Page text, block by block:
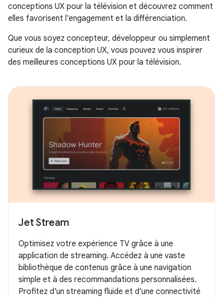
conceptions UX pour la télévision et découvrez comment
elles favorisent l'engagement et la différenciation.
Que vous soyez concepteur, développeur ou simplement
curieux de la conception UX, vous pouvez vous inspirer
des meilleures conceptions UX pour la télévision.
Jet Stream
Optimisez votre expérience TV grâce à une
application de streaming. Accédez à une vaste
bibliothèque de contenus grâce à une navigation
simple et à des recommandations personnalisées.
Profitez d'un streaming fluide et d'une connectivité